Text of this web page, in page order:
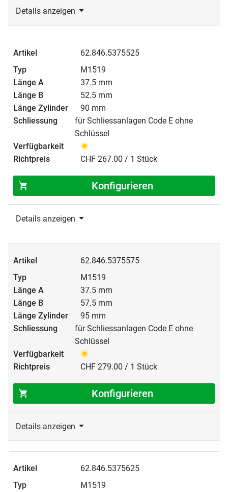
Details anzeigen
62.846.5375525
M1519
37.5 mm
52.5 mm
90 mm
für Schliessanlagen Code E ohne
Schlüssel
CHF 267.00 / 1 Stück
Konfigurieren
Details anzeigen
62.846.5375575
M1519
37.5 mm
57.5 mm
95 mm
für Schliessanlagen Code E ohne
Schlüssel
CHF 279.00 / 1 Stück
Konfigurieren
Details anzeigen
62.846.5375625
M1519